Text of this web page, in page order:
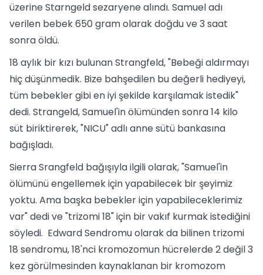
üzerine Starngeld sezaryene alındı. Samuel adı
verilen bebek 650 gram olarak doğdu ve 3 saat
sonra öldü.
18 aylık bir kızı bulunan Strangfeld, "Bebeği aldırmayı
hiç düşünmedik. Bize bahşedilen bu değerli hediyeyi,
tüm bebekler gibi en iyi şekilde karşılamak istedik"
dedi. Strangeld, Samuel'in ölümünden sonra 14 kilo
süt biriktirerek, "NICU" adlı anne sütü bankasına
bağışladı.
Sierra Srangfeld bağışıyla ilgili olarak, "Samuel'in
ölümünü engellemek için yapabilecek bir şeyimiz
yoktu. Ama başka bebekler için yapabileceklerimiz
var" dedi ve "trizomi 18" için bir vakıf kurmak istediğini
söyledi. Edward Sendromu olarak da bilinen trizomi
18 sendromu, 18'nci kromozomun hücrelerde 2 değil 3
kez görülmesinden kaynaklanan bir kromozom